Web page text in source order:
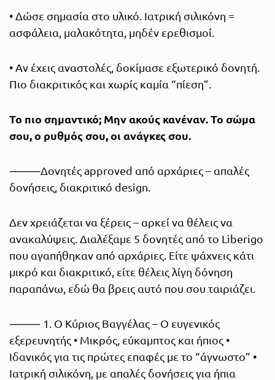
• Δώσε σημασία στο υλικό. Ιατρική σιλικόνη =
ασφάλεια, μαλακότητα, μηδέν ερεθισμοί.
• Αν έχεις αναστολές, δοκίμασε εξωτερικό δονητή.
Πιο διακριτικός και χωρίς καμία “πίεση”.
Το πιο σημαντικό; Μην ακούς κανέναν. Το σώμα
σου, ο ρυθμός σου, οι ανάγκες σου.
⸻Δονητές approved από αρχάριες – απαλές
δονήσεις, διακριτικό design.
Δεν χρειάζεται να ξέρεις – αρκεί να θέλεις να
ανακαλύψεις. Διαλέξαμε 5 δονητές από το Liberigo
που αγαπήθηκαν από αρχάριες. Είτε ψάχνεις κάτι
μικρό και διακριτικό, είτε θέλεις λίγη δόνηση
παραπάνω, εδώ θα βρεις αυτό που σου ταιριάζει.
⸻ 1. Ο Κύριος Βαγγέλας – Ο ευγενικός
εξερευνητής • Μικρός, εύκαμπτος και ήπιος •
Ιδανικός για τις πρώτες επαφές με το “άγνωστο” •
Ιατρική σιλικόνη, με απαλές δονήσεις για ήπια